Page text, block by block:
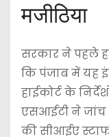
मजीठिया
सरकार ने पहले
कि पंजाब में यह
हाईकोर्ट के
एसआईटी ने जांच
की सीआईए